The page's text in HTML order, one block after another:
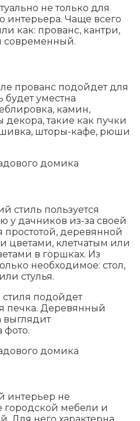
не только для
интерьера. Чаще всего
как: прованс, кантри,
современный.
прованс подойдет для
будет уместна
камин,
такие как пучки
шторы-кафе, рюши
стиль пользуется
у дачников из-за своей
деревянной
цветами, клетчатым или
в горшках. Из
необходимое: стол,
стулья.
подойдет
Деревянный
выглядит
фото.
интерьер не
городской мебели и